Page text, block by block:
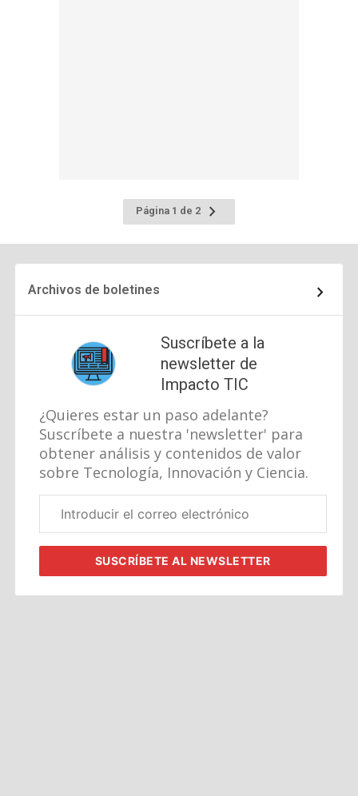
Página 1 de 2
Ir
a
Archivos de boletines
Suscríbete a la
newsletter de
Impacto TIC
¿Quieres estar un paso adelante?
Suscríbete a nuestra 'newsletter' para
obtener análisis y contenidos de valor
sobre Tecnología, Innovación y Ciencia.
electrónico
SUSCRÍBETEAL NEWSLETTER